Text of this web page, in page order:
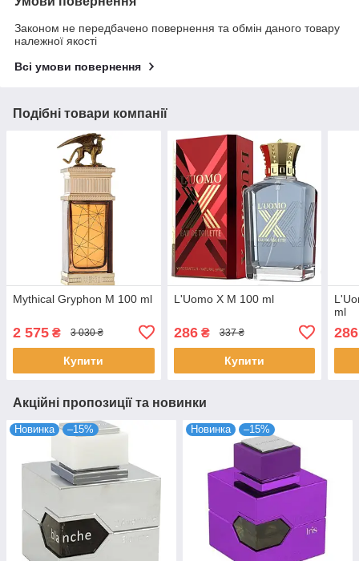
Законом не передбачено повернення та обмін даного товару
належної якості
Всі умови повернення
Подібні товари компанії
Mythical Gryphon M 100 ml
2 575 ₴ 3 030 ₴
Купити
L'Uomo X M 100 ml
286₴ 337 ₴
Купити
ml
286
Акційні пропозиції та новинки
Новинка –15% Новинка –15%